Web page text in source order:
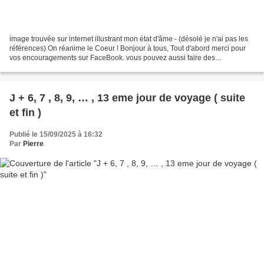
image trouvée sur internet illustrant mon état d'âme - (désolé je n'ai pas les
références) On réanime le Coeur ! Bonjour à tous, Tout d'abord merci pour
vos encouragements sur FaceBook. vous pouvez aussi faire des
J + 6, 7 , 8, 9, … , 13 eme jour de voyage ( suite
et fin )
Publié le 15/09/2025 à 16:32
Par Pierre